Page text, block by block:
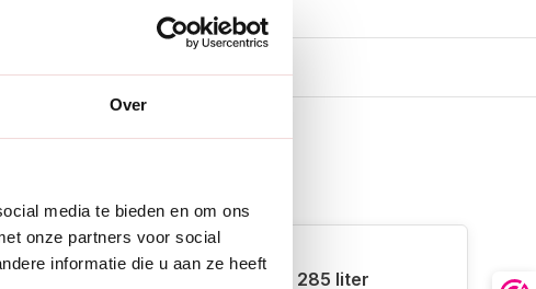
Over
media te bieden en om ons
onze partners voor social
informatie die u aan ze heeft
Meuwissen Agro Boomkuip 285 liter